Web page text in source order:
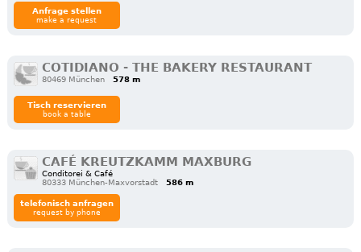
Anfrage stellen
make a request
COTIDIANO - THE BAKERY RESTAURANT
80469 München 578 m
Tisch reservieren
book a table
CAFÉ KREUTZKAMM MAXBURG
Conditorei & Café
80333 München-Maxvorstadt
586 m
telefonisch anfragen
request by phone